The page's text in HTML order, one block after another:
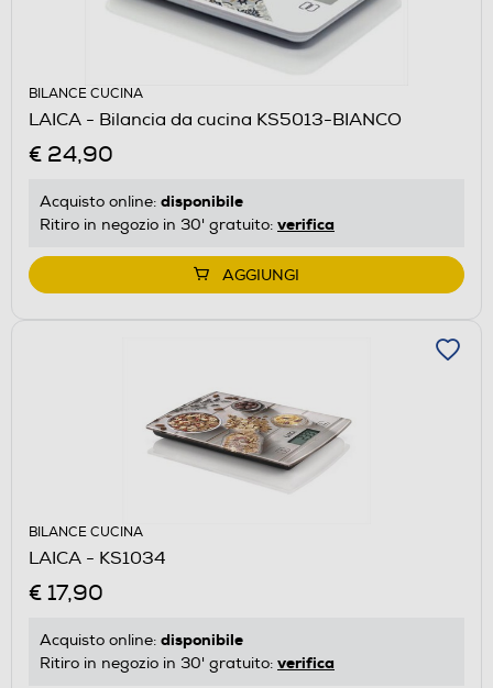
BILANCE CUCINA
LAICA - Bilancia da cucina KS5013-BIANCO
€ 24,90
Acquisto online: disponibile
Ritiro in negozio in 30' gratuito: verifica
AGGIUNGI
BILANCE CUCINA
LAICA - KS1034
€ 17,90
Acquisto online: disponibile
Ritiro in negozio in 30' gratuito: verifica